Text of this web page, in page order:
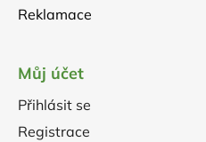
Reklamace
Můj účet
Přihlásit se
Registrace